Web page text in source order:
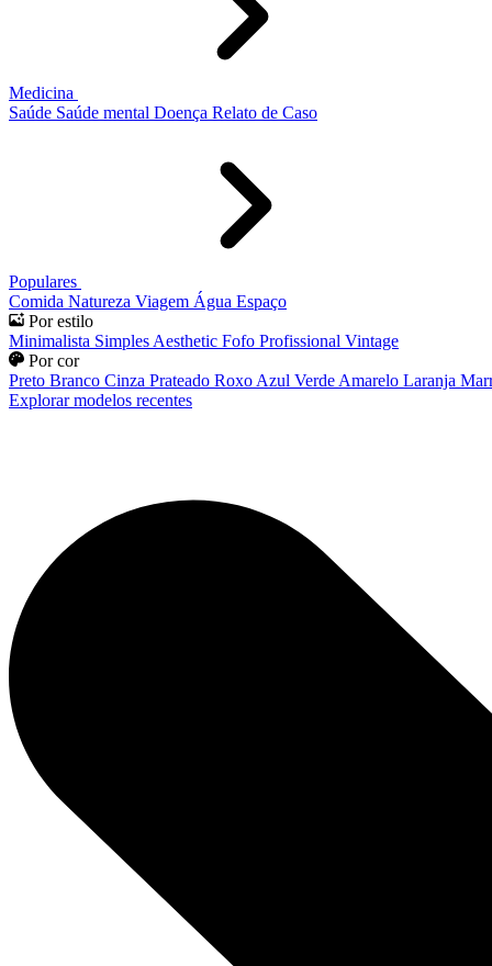
Medicina
Saúde Saúde mental Doença Relato de Caso
Populares
Comida Natureza Viagem Água Espaço
Por estilo
Minimalista Simples Aesthetic Fofo Profissional Vintage
Por cor
Preto Branco Cinza Prateado Roxo Azul Verde Amarelo Laranja
Explorar modelos recentes